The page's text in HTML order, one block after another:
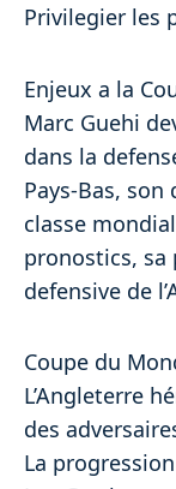
Privilegier les
Enjeux a la
Marc Guehi
dans la
Pays-Bas,
classe
pronostics, sa
defensive de
Coupe du
L’Angleterre
des
La